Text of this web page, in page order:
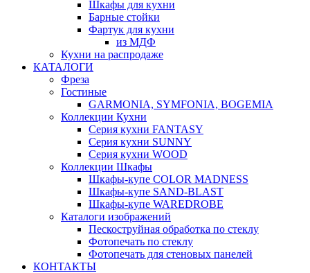
Шкафы для кухни
Барные стойки
Фартук для кухни
из МДФ
Кухни на распродаже
КАТАЛОГИ
Фреза
Гостиные
GARMONIA, SYMFONIA, BOGEMIA
Коллекции Кухни
Серия кухни FANTASY
Серия кухни SUNNY
Серия кухни WOOD
Коллекции Шкафы
Шкафы-купе COLOR MADNESS
Шкафы-купе SAND-BLAST
Шкафы-купе WAREDROBE
Каталоги изображений
Пескоструйная обработка по стеклу
Фотопечать по стеклу
Фотопечать для стеновых панелей
КОНТАКТЫ